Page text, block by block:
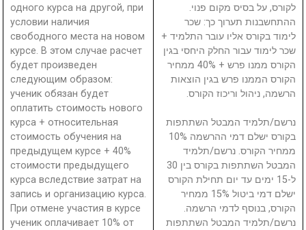
одного курса на другой, при
условии наличия
свободного места на новом
курсе. В этом случае расчет
будет произведен
следующим образом:
ученик обязан будет
оплатить стоимость нового
курса + относительная
стоимость обучения на
предыдущем курсе + 40%
стоимости предыдущего
курса вследствие затрат на
запись и организацию курса.
При отмене участия в курсе
ученик оплачивает 10% от
לקורס, על בסיס מקום פנוי.
ההתחשבנות תערוך כך: שכר
לימוד בקורס אליו עובר התלמיד +
שכר לימוד עבור החלק היחסי בגין
הקורס ממנו פרש + 40% ממחיר
הקורס הממנו פרש בגין הוצאות
הרשמה, ניהול וריכוז הקורס.
נרשם/תלמיד המבטל השתתפות
בקורס ישלם דמי ההרשמה 10%
ממחיר הקורס. נרשם/תלמיד
המבטל השתתפות בקורס בין 30
ל-15 ימים עד יום תחילת הקורס
ישלם דמי ביטול 15% ממחיר
הקורס, בנוסף לדמי הרשמה.
נרשם/תלמיד המבטל השתתפות